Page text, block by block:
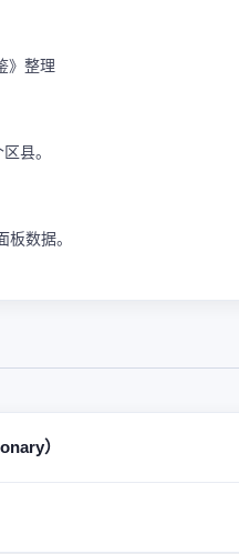
》整理
县。
数据。
）